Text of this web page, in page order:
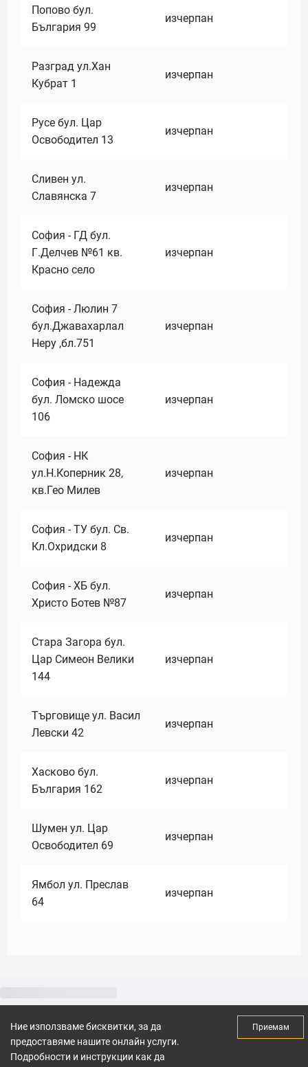
Попово бул.
България 99
изчерпан
Разград ул.Хан
Кубрат 1
изчерпан
Русе бул. Цар
Освободител 13
изчерпан
Сливен ул.
Славянска 7
изчерпан
София - ГД бул.
Г.Делчев №61 кв.
Красно село
изчерпан
София - Люлин 7
бул.Джавахарлал
Неру ,бл.751
изчерпан
София - Надежда
бул. Ломско шосе
106
изчерпан
София - НК
ул.Н.Коперник 28,
кв.Гео Милев
изчерпан
София - ТУ бул. Св.
Кл.Охридски 8
изчерпан
София - ХБ бул.
Христо Ботев №87
изчерпан
Стара Загора бул.
Цар Симеон Велики
144
изчерпан
Търговище ул. Васил
Левски 42
изчерпан
Хасково бул.
България 162
изчерпан
Шумен ул. Цар
Освободител 69
изчерпан
Ямбол ул. Преслав
64
изчерпан
Ние използваме бисквитки, за да
предоставяме нашите онлайн услуги.
Подробности и инструкции как да
Приемам